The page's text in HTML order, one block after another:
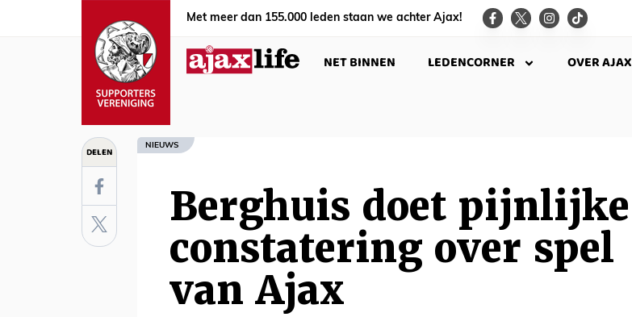
Met meer dan 155.000 leden staan we achter Ajax!
NET BINNEN LEDENCORNER OVER AJAX
DELEN NIEUWS
Berghuis doet pijnlijke
constatering over spel
van Ajax